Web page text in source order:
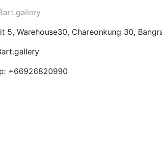
5, Warehouse30, Chareonkung 30,
+66926820990